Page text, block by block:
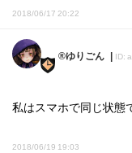
2018/06/17 20:22
®ゆりごん ID:
私はスマホで同じ状態
2018/06/19 19:03